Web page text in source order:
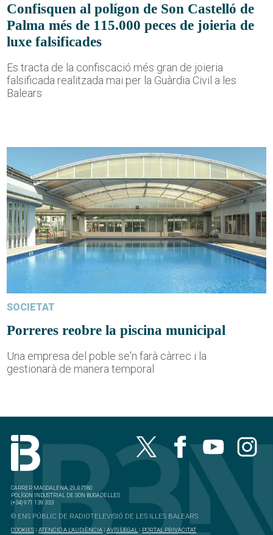
Confisquen al polígon de Son Castelló de
Palma més de 115.000 peces de joieria de
luxe falsificades
Es tracta de la confiscació més gran de joieria
falsificada realitzada mai per la Guàrdia Civil a les
Balears
SOCIETAT
Porreres reobre la piscina municipal
Una empresa del poble se'n farà càrrec i la
gestionarà de manera temporal
CARRER MAGDALENA, 21, 07180
POLÍGON INDUSTRIAL DE SON BUGADELLES
(+34) 971 139 333
© ENS PÚBLIC DE RADIOTELEVISIÓ DE LES ILLES BALEARS
COOKIES |ATENCIÓ A L'AUDIÈNCIA |AVÍS LEGAL | PORTAL PRIVACITAT